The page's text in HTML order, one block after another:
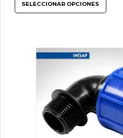
SELECCIONAR OPCIONES